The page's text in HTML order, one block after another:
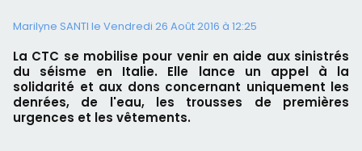
Marilyne SANTI le Vendredi 26 Août 2016 à 12:25
La CTC se mobilise pour venir en aide aux sinistrés
du séisme en Italie. Elle lance un appel à la
solidarité et aux dons concernant uniquement les
denrées, de l'eau, les trousses de premières
urgences et les vêtements.